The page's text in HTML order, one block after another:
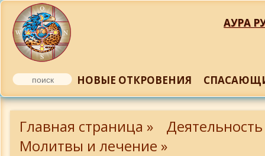
АУРА
НОВЫЕ ОТКРОВЕНИЯ
Главная страница »
Молитвы и лечение »
Симптомы и классификация
Энергетические упражнения